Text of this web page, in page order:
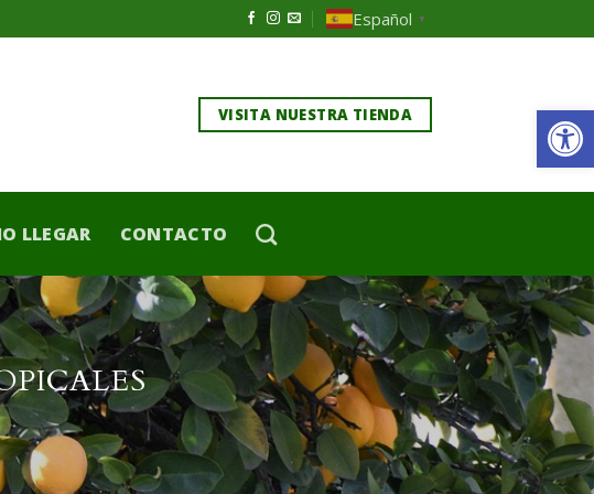
Español ▼
VISITA NUESTRA TIENDA
LLEGAR CONTACTO